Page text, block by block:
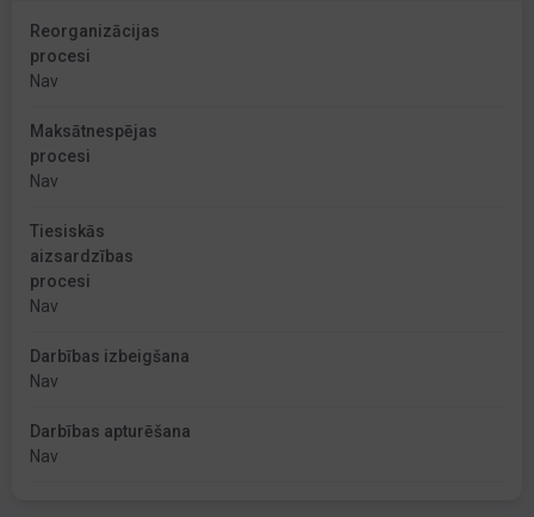
Reorganizācijas
procesi
Nav
Maksātnespējas
procesi
Nav
Tiesiskās
aizsardzības
procesi
Nav
Darbības izbeigšana
Nav
Darbības apturēšana
Nav